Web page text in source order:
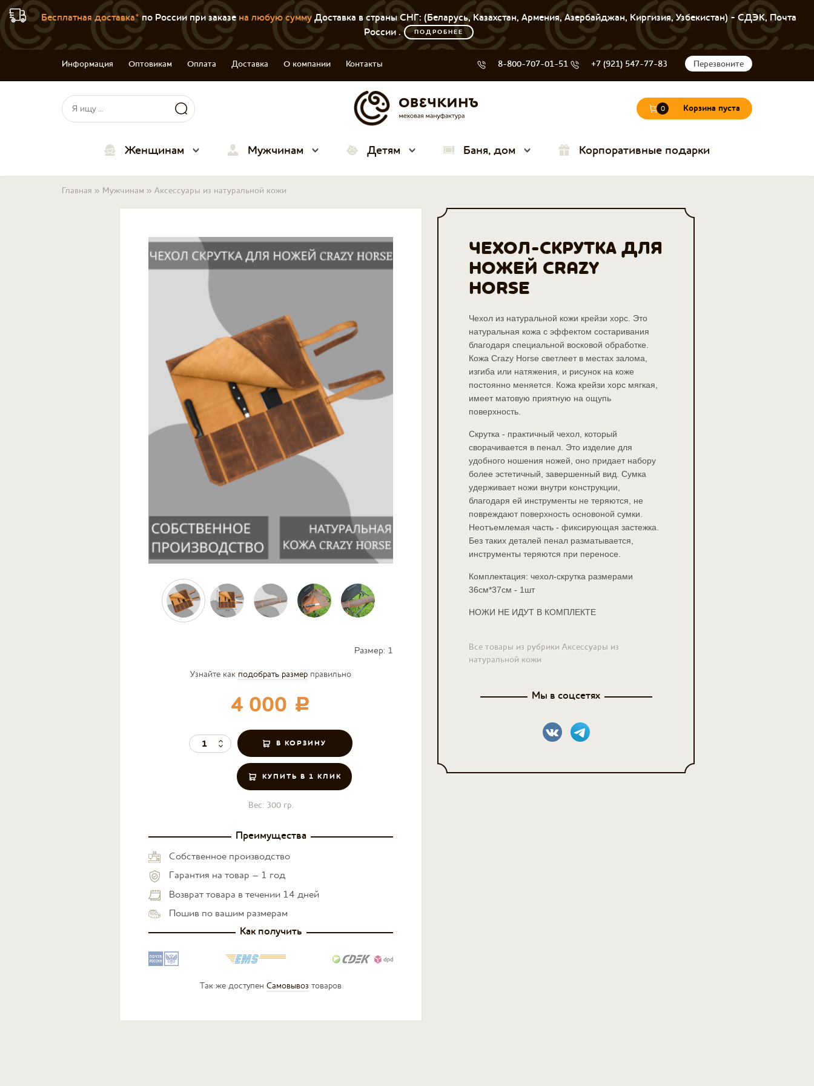
Бесплатная доставка*по России при заказе на любую суммуДоставка в страны СНГ: (Беларусь, Казахстан, Армения, Азербайджан, Киргизия, Узбекистан) - СДЭК, Почта
России .
ПОДРОБНЕЕ
Информация Оптовикам Оплата Доставка О компании Контакты 8-800-707-01-51 +7 (921) 547-77-83 Перезвоните
Форма поиска
Поиск
0 Корзина пуста
Женщинам Мужчинам Детям Баня, дом Корпоративные подарки
Вы здесь
Главная » Мужчинам » Аксессуары из натуральной кожи
Узнайте как подобрать размер правильно
4 000 c
КУПИТЬ В 1 КЛИК
Размер: 1
Вес: 300 гр.
Преимущества
Собственное производство
Гарантия на товар – 1 год
Возврат товара в течении 14 дней
Пошив по вашим размерам
Как получить
Так же доступен Самовывоз товаров
ЧЕХОЛ-СКРУТКА ДЛЯ
НОЖЕЙ CRAZY
HORSE
Чехол из натуральной кожи крейзи хорс. Это
натуральная кожа с эффектом состаривания
благодаря специальной восковой обработке.
Кожа Crazy Horse светлеет в местах залома,
изгиба или натяжения, и рисунок на коже
постоянно меняется. Кожа крейзи хорс мягкая,
имеет матовую приятную на ощупь
поверхность.
Скрутка - практичный чехол, который
сворачивается в пенал. Это изделие для
удобного ношения ножей, оно придает набору
более эстетичный, завершенный вид. Сумка
удерживает ножи внутри конструкции,
благодаря ей инструменты не теряются, не
повреждают поверхность основоной сумки.
Неотъемлемая часть - фиксирующая застежка.
Без таких деталей пенал разматывается,
инструменты теряются при переносе.
Комплектация: чехол-скрутка размерами
36см*37см - 1шт
НОЖИ НЕ ИДУТ В КОМПЛЕКТЕ
Все товары из рубрики Аксессуары из
натуральной кожи
Мы в соцсетях